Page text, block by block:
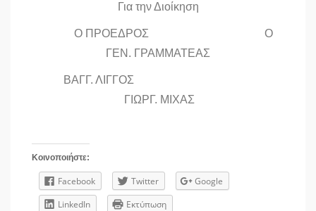
Για την Διοίκηση
Ο ΠΡΟΕΔΡΟΣ Ο
ΓΕΝ. ΓΡΑΜΜΑΤΕΑΣ
ΒΑΓΓ. ΛΙΓΓΟΣ
ΓΙΩΡΓ. ΜΙΧΑΣ
Κοινοποιήστε:
Facebook Twitter
Google
LinkedIn
Εκτύπωση